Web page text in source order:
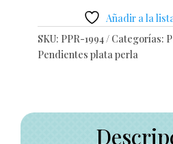
Añadir a la
SKU: PPR-1994 Categorías:
Pendientes plata perla